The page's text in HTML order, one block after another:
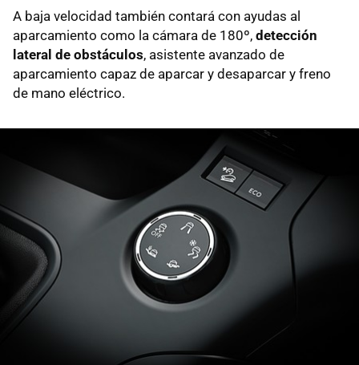
A baja velocidad también contará con ayudas al
aparcamiento como la cámara de 180º, detección
lateral de obstáculos, asistente avanzado de
aparcamiento capaz de aparcar y desaparcar y freno
de mano eléctrico.